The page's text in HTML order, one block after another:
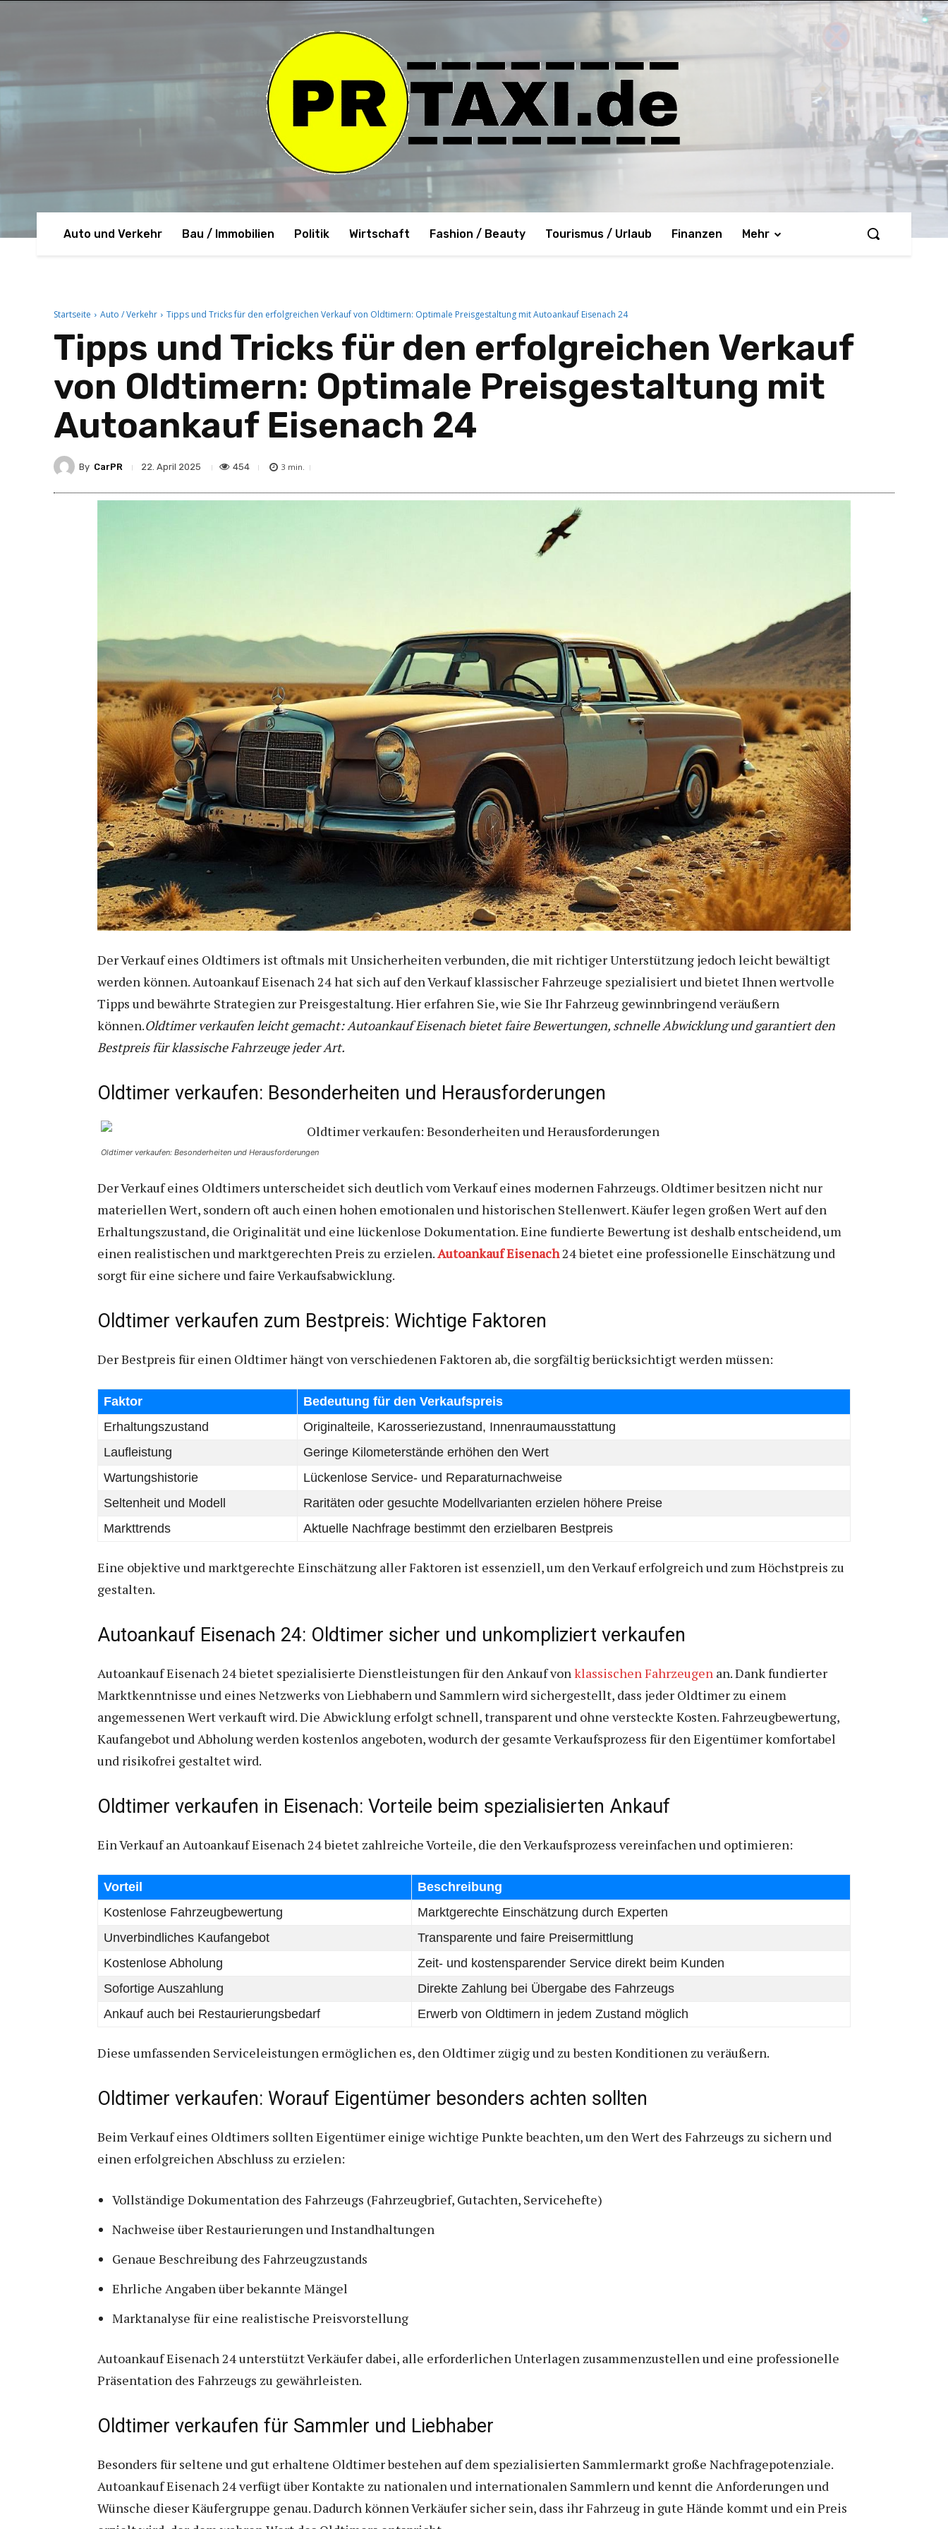
Auto und Verkehr Bau / Immobilien Politik Wirtschaft Fashion / Beauty Tourismus / Urlaub Finanzen Mehr
Startseite Auto / Verkehr Tipps und Tricks für den erfolgreichen Verkauf von Oldtimern: Optimale Preisgestaltung mit Autoankauf Eisenach 24
Tipps und Tricks für den erfolgreichen Verkauf
von Oldtimern: Optimale Preisgestaltung mit
Autoankauf Eisenach 24
By CarPR 22. April 2025 454 3 min.
Der Verkauf eines Oldtimers ist oftmals mit Unsicherheiten verbunden, die mit richtiger Unterstützung jedoch leicht bewältigt
werden können. Autoankauf Eisenach 24 hat sich auf den Verkauf klassischer Fahrzeuge spezialisiert und bietet Ihnen wertvolle
Tipps und bewährte Strategien zur Preisgestaltung. Hier erfahren Sie, wie Sie Ihr Fahrzeug gewinnbringend veräußern
können.Oldtimer verkaufen leicht gemacht: Autoankauf Eisenach bietet faire Bewertungen, schnelle Abwicklung und garantiert den
Bestpreis für klassische Fahrzeuge jeder Art.
Oldtimer verkaufen: Besonderheiten und Herausforderungen
Oldtimer verkaufen: Besonderheiten und Herausforderungen
Der Verkauf eines Oldtimers unterscheidet sich deutlich vom Verkauf eines modernen Fahrzeugs. Oldtimer besitzen nicht nur
materiellen Wert, sondern oft auch einen hohen emotionalen und historischen Stellenwert. Käufer legen großen Wert auf den
Erhaltungszustand, die Originalität und eine lückenlose Dokumentation. Eine fundierte Bewertung ist deshalb entscheidend, um
einen realistischen und marktgerechten Preis zu erzielen.Autoankauf Eisenach24 bietet eine professionelle Einschätzung und
sorgt für eine sichere und faire Verkaufsabwicklung.
Oldtimer verkaufen zum Bestpreis: Wichtige Faktoren
Der Bestpreis für einen Oldtimer hängt von verschiedenen Faktoren ab, die sorgfältig berücksichtigt werden müssen:
Faktor
Bedeutung für den Verkaufspreis
Erhaltungszustand
Originalteile, Karosseriezustand, Innenraumausstattung
Laufleistung
Geringe Kilometerstände erhöhen den Wert
Wartungshistorie
Lückenlose Service- und Reparaturnachweise
Seltenheit und Modell
Raritäten oder gesuchte Modellvarianten erzielen höhere Preise
Markttrends
Aktuelle Nachfrage bestimmt den erzielbaren Bestpreis
Eine objektive und marktgerechte Einschätzung aller Faktoren ist essenziell, um den Verkauf erfolgreich und zum Höchstpreis zu
gestalten.
Autoankauf Eisenach 24: Oldtimer sicher und unkompliziert verkaufen
Autoankauf Eisenach 24 bietet spezialisierte Dienstleistungen für den Ankauf vonklassischen Fahrzeugen an. Dank fundierter
Marktkenntnisse und eines Netzwerks von Liebhabern und Sammlern wird sichergestellt, dass jeder Oldtimer zu einem
angemessenen Wert verkauft wird. Die Abwicklung erfolgt schnell, transparent und ohne versteckte Kosten. Fahrzeugbewertung,
Kaufangebot und Abholung werden kostenlos angeboten, wodurch der gesamte Verkaufsprozess für den Eigentümer komfortabel
und risikofrei gestaltet wird.
Oldtimer verkaufen in Eisenach: Vorteile beim spezialisierten Ankauf
Ein Verkauf an Autoankauf Eisenach 24 bietet zahlreiche Vorteile, die den Verkaufsprozess vereinfachen und optimieren:
Vorteil
Beschreibung
Kostenlose Fahrzeugbewertung
Marktgerechte Einschätzung durch Experten
Unverbindliches Kaufangebot
Transparente und faire Preisermittlung
Kostenlose Abholung
Zeit- und kostensparender Service direkt beim Kunden
Sofortige Auszahlung
Direkte Zahlung bei Übergabe des Fahrzeugs
Ankauf auch bei Restaurierungsbedarf
Erwerb von Oldtimern in jedem Zustand möglich
Diese umfassenden Serviceleistungen ermöglichen es, den Oldtimer zügig und zu besten Konditionen zu veräußern.
Oldtimer verkaufen: Worauf Eigentümer besonders achten sollten
Beim Verkauf eines Oldtimers sollten Eigentümer einige wichtige Punkte beachten, um den Wert des Fahrzeugs zu sichern und
einen erfolgreichen Abschluss zu erzielen:
Vollständige Dokumentation des Fahrzeugs (Fahrzeugbrief, Gutachten, Servicehefte)
Nachweise über Restaurierungen und Instandhaltungen
Genaue Beschreibung des Fahrzeugzustands
Ehrliche Angaben über bekannte Mängel
Marktanalyse für eine realistische Preisvorstellung
Autoankauf Eisenach 24 unterstützt Verkäufer dabei, alle erforderlichen Unterlagen zusammenzustellen und eine professionelle
Präsentation des Fahrzeugs zu gewährleisten.
Oldtimer verkaufen für Sammler und Liebhaber
Besonders für seltene und gut erhaltene Oldtimer bestehen auf dem spezialisierten Sammlermarkt große Nachfragepotenziale.
Autoankauf Eisenach 24 verfügt über Kontakte zu nationalen und internationalen Sammlern und kennt die Anforderungen und
Wünsche dieser Käufergruppe genau. Dadurch können Verkäufer sicher sein, dass ihr Fahrzeug in gute Hände kommt und ein Preis